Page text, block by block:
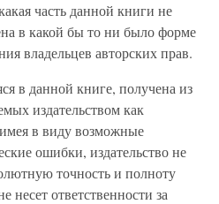
часть данной книги не
в какой бы то ни было форме
владельцев авторских прав.
в данной книге, получена из
издательством как
в виду возможные
ошибки, издательство не
точность и полноту
ответственности за